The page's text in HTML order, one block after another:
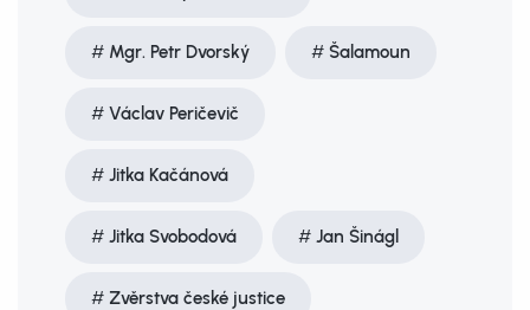
Mgr. Petr Dvorský Šalamoun
Václav Peričevič
Jitka Kačánová
Jitka Svobodová Jan Šinágl
Zvěrstva české justice